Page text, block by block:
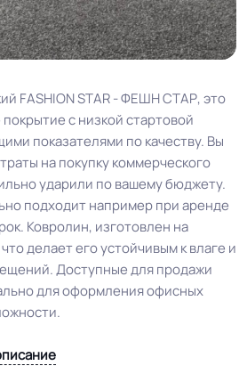
FASHION STAR - ФЕШН СТАР, это
с низкой стартовой
показателями по качеству. Вы
на покупку коммерческого
ударили по вашему бюджету.
подходит например при аренде
Ковролин, изготовлен на
делает его устойчивым к влаге и
Доступные для продажи
для оформления офисных